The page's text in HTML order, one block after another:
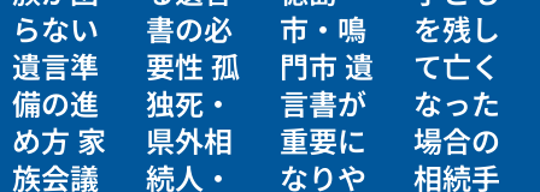
らない
遺言準
備の進
め方 家
族会議
書の必
要性 孤
独死・
県外相
続人・
市・鳴
門市 遺
言書が
重要に
なりや
を残し
て亡く
なった
場合の
相続手